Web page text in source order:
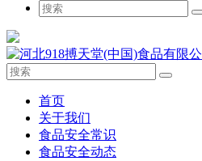
首页
关于我们
食品安全常识
食品安全动态